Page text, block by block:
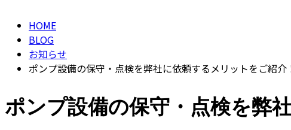
HOME
BLOG
お知らせ
ポンプ設備の保守・点検を弊社に依頼するメリットをご紹介
ポンプ設備の保守・点検を弊